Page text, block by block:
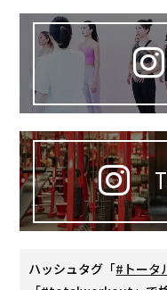
ハッシュタグ「#トータ